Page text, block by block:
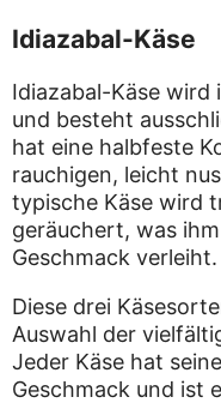
Idiazabal-Käse
Idiazabal-Käse wird
und besteht
hat eine halbfeste
rauchigen, leicht
typische Käse wird
geräuchert, was
Geschmack verleiht.
Diese drei
Auswahl der
Jeder Käse hat
Geschmack und ist